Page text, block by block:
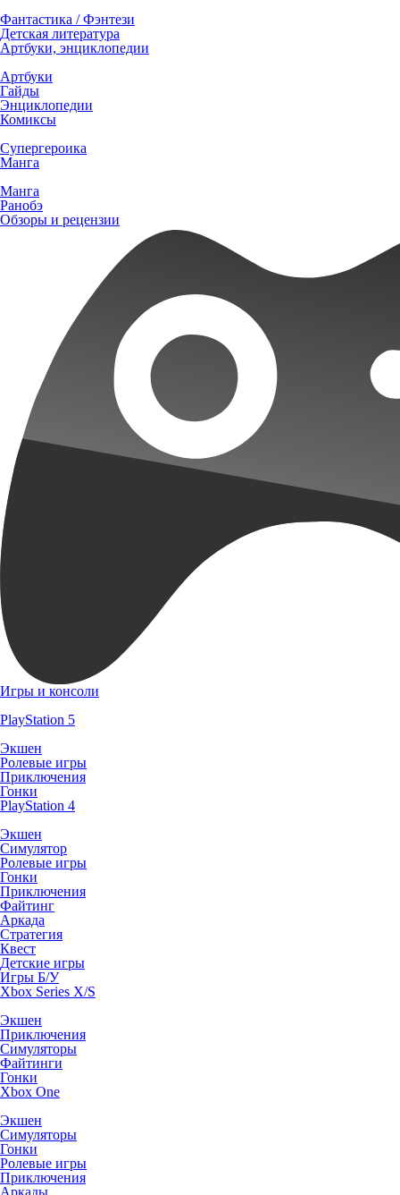
Фантастика / Фэнтези
Детская литература
Артбуки, энциклопедии
Артбуки
Гайды
Энциклопедии
Комиксы
Супергероика
Манга
Манга
Ранобэ
Обзоры и рецензии
Игры и консоли
PlayStation 5
Экшен
Ролевые игры
Приключения
Гонки
PlayStation 4
Экшен
Симулятор
Ролевые игры
Гонки
Приключения
Файтинг
Аркада
Стратегия
Квест
Детские игры
Игры Б/У
Xbox Series X/S
Экшен
Приключения
Симуляторы
Файтинги
Гонки
Xbox One
Экшен
Симуляторы
Гонки
Ролевые игры
Приключения
Аркады